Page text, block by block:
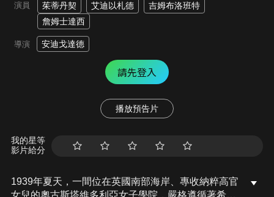
演員 茱蒂丹契 艾迪以札德
吉姆布洛班特
詹姆士達西
導演 安迪戈達德
請先登入
播放預告片
我的星等
影片給分
1939年夏天，一間位在英國南部海岸、專收納粹高官